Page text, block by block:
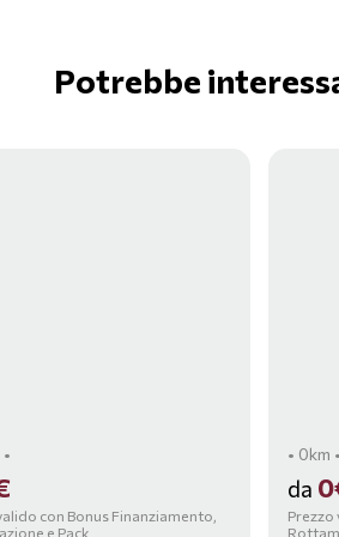
Potrebbe
con Bonus Finanziamento,
e Pack
• 0km
da
Prezzo